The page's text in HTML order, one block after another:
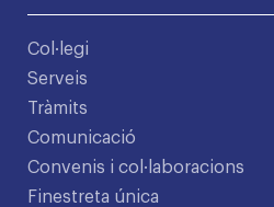
Col·legi
Serveis
Tràmits
Comunicació
Convenis i col·laboracions
Finestreta única